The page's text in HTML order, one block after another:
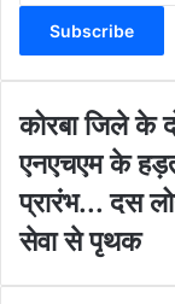
t
o
r
E
m
a
l
को
बा
जि
के
कोरबा जिले के
ए
न
ए
च
म
एनएचएम के
प्रारंभ... दस
सेवा से पृथक